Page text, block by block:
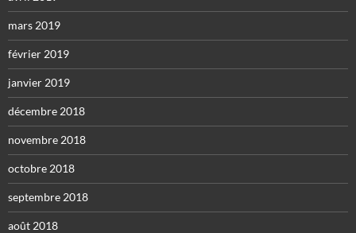
mars 2019
février 2019
janvier 2019
décembre 2018
novembre 2018
octobre 2018
septembre 2018
août 2018